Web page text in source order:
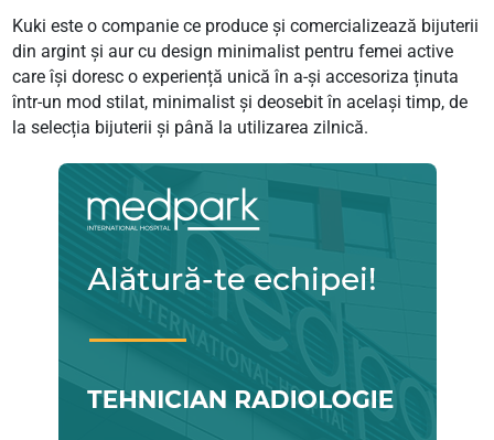
Kuki este o companie ce produce și comercializează bijuterii
din argint și aur cu design minimalist pentru femei active
care își doresc o experiență unică în a-și accesoriza ținuta
într-un mod stilat, minimalist și deosebit în același timp, de
la selecția bijuterii și până la utilizarea zilnică.